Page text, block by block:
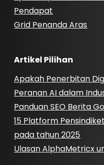
Pendapat
Grid Penanda Aras
Artikel Pilihan
Apakah Penerbitan
Peranan AI dalam
Panduan SEO Berita
15 Platform
pada tahun 2025
Ulasan AlphaMetricx